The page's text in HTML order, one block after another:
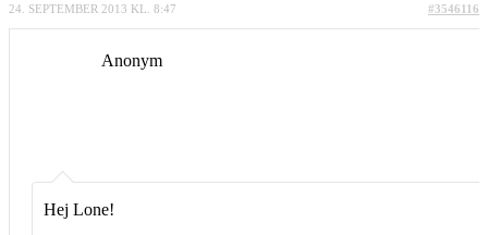
24. SEPTEMBER 2013 KL. 8:47 #3546116
Anonym
Hej Lone!